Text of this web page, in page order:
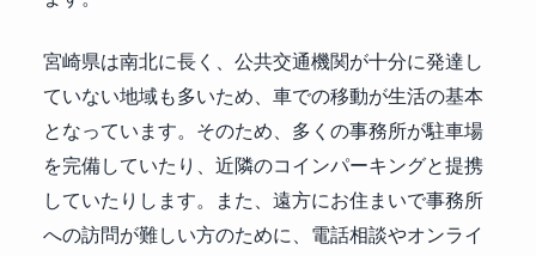
宮崎県は南北に長く、公共交通機関が十分に発達し
ていない地域も多いため、車での移動が生活の基本
となっています。そのため、多くの事務所が駐車場
を完備していたり、近隣のコインパーキングと提携
していたりします。また、遠方にお住まいで事務所
への訪問が難しい方のために、電話相談やオンライ